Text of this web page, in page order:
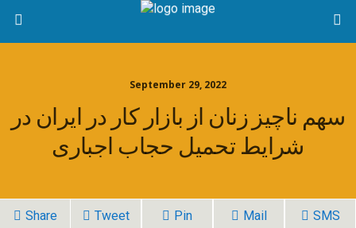
September 29, 2022
سهم ناچیز زنان از بازار کار در ایران در
شرایط تحمیل حجاب اجباری
Share Tweet Pin Mail SMS